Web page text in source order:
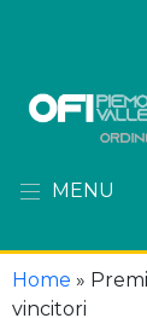
MENU
Home »
vincitori